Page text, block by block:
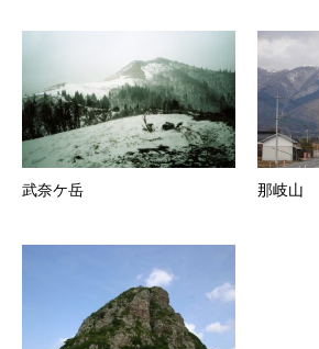
武奈ケ岳 那岐山